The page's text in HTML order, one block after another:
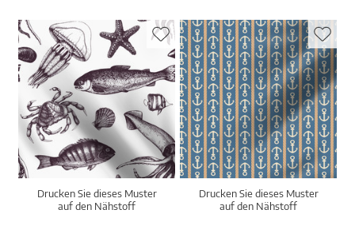
Drucken Sie dieses Muster
auf den Nähstoff
Drucken Sie dieses Muster
auf den Nähstoff